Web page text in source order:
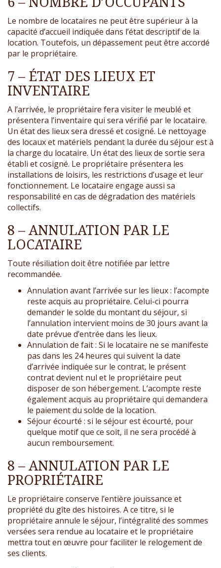
Le nombre de locataires ne peut être supérieur à la
capacité d’accueil indiquée dans l’état descriptif de la
location. Toutefois, un dépassement peut être accordé
par le propriétaire.
7 – ÉTAT DES LIEUX ET
INVENTAIRE
A l’arrivée, le propriétaire fera visiter le meublé et
présentera l’inventaire qui sera vérifié par le locataire.
Un état des lieux sera dressé et cosigné. Le nettoyage
des locaux et matériels pendant la durée du séjour est à
la charge du locataire. Un état des lieux de sortie sera
établi et cosigné. Le propriétaire présentera les
installations de loisirs, les restrictions d’usage et leur
fonctionnement. Le locataire engage aussi sa
responsabilité en cas de dégradation des matériels
collectifs.
8 – ANNULATION PAR LE
LOCATAIRE
Toute résiliation doit être notifiée par lettre
recommandée.
Annulation avant l’arrivée sur les lieux : l’acompte
reste acquis au propriétaire. Celui-ci pourra
demander le solde du montant du séjour, si
l’annulation intervient moins de 30 jours avant la
date prévue d’entrée dans les lieux.
Annulation de fait : Si le locataire ne se manifeste
pas dans les 24 heures qui suivent la date
d’arrivée indiquée sur le contrat, le présent
contrat devient nul et le propriétaire peut
disposer de son hébergement. L’acompte reste
également acquis au propriétaire qui demandera
le paiement du solde de la location.
Séjour écourté : si le séjour est écourté, pour
quelque motif que ce soit, il ne sera procédé à
aucun remboursement.
8 – ANNULATION PAR LE
PROPRIÉTAIRE
Le propriétaire conserve l’entière jouissance et
propriété du gîte des histoires. A ce titre, si le
propriétaire annule le séjour, l’intégralité des sommes
versées sera rendue au locataire et le propriétaire
mettra tout en œuvre pour faciliter le relogement de
ses clients.